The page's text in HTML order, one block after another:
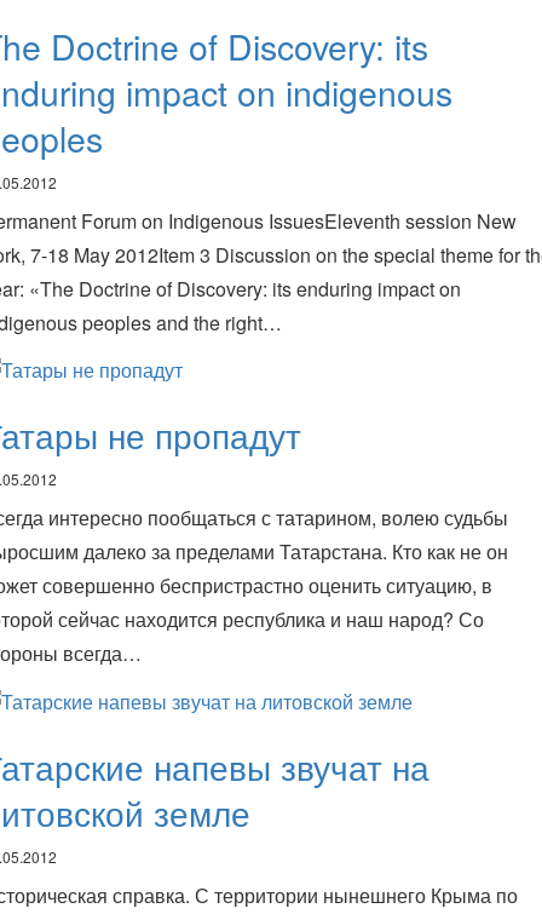
Doctrine of Discovery: its
impact on indigenous
Forum on Indigenous IssuesEleventh session New
7-18 May 2012Item 3 Discussion on the special theme for
«The Doctrine of Discovery: its enduring impact on
peoples and the right…
не пропадут
интересно пообщаться с татарином, волею судьбы
далеко за пределами Татарстана. Кто как не он
совершенно беспристрастно оценить ситуацию, в
сейчас находится республика и наш народ? Со
всегда…
напевы звучат на
земле
справка. С территории нынешнего Крыма по